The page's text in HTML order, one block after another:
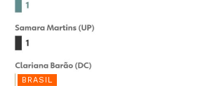
BRASIL